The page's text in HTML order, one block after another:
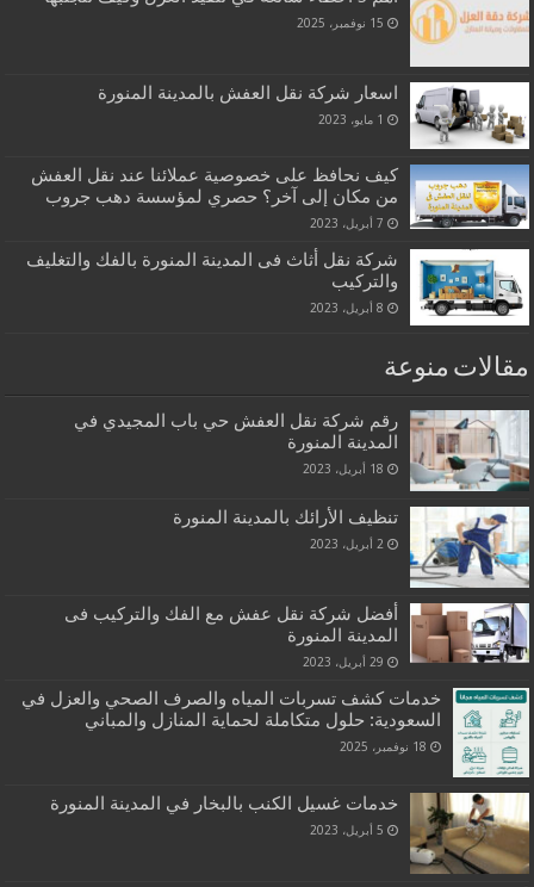
15 نوفمبر، 2025
اسعار شركة نقل العفش بالمدينة المنورة
1 مايو، 2023
كيف نحافظ على خصوصية عملائنا عند نقل العفش
من مكان إلى آخر؟ حصري لمؤسسة دهب جروب
7 أبريل، 2023
شركة نقل أثاث فى المدينة المنورة بالفك والتغليف
والتركيب
8 أبريل، 2023
مقالات منوعة
رقم شركة نقل العفش حي باب المجيدي في
المدينة المنورة
18 أبريل، 2023
تنظيف الأرائك بالمدينة المنورة
2 أبريل، 2023
أفضل شركة نقل عفش مع الفك والتركيب فى
المدينة المنورة
29 أبريل، 2023
خدمات كشف تسربات المياه والصرف الصحي والعزل في
السعودية: حلول متكاملة لحماية المنازل والمباني
18 نوفمبر، 2025
خدمات غسيل الكنب بالبخار في المدينة المنورة
5 أبريل، 2023